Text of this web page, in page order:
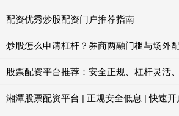
配资优秀炒股配资门户推荐指南
炒股怎么申请杠杆？券商两融门槛与场外
股票配资平台推荐：安全正规、杠杆灵活
湘潭股票配资平台 | 正规安全低息 | 快速开